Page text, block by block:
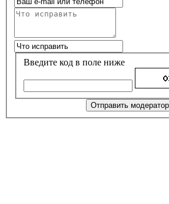
Введите код в поле ниже
Отправить